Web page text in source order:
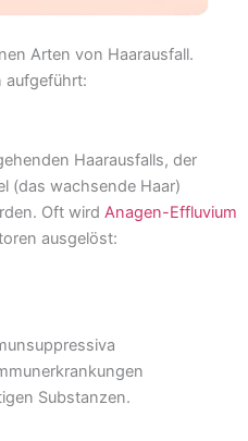
Arten von Haarausfall.
aufgeführt:
Haarausfalls, der
(das wachsende Haar)
Oft wird Anagen-Effluvium
ausgelöst:
Substanzen.